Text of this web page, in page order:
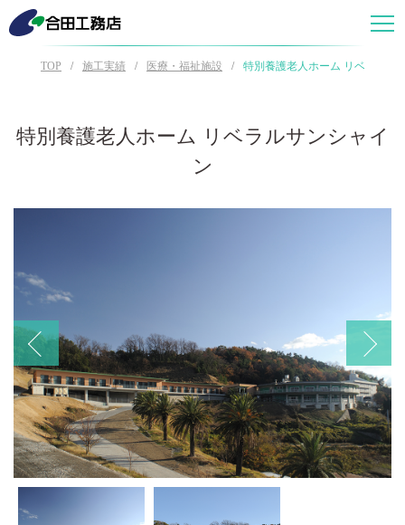
TOP 施工実績 医療・福祉施設 特別養護老人ホーム リベラルサ
特別養護老人ホーム リベラルサンシャイ
ン